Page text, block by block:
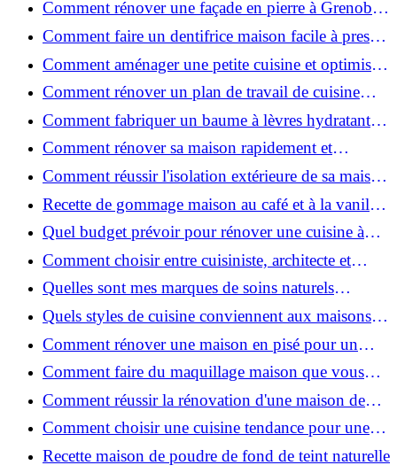
?
Comment rénover une façade en pierre à Grenoble
: techniques, coûts et conseils
Comment faire un dentifrice maison facile à presser
?
Comment aménager une petite cuisine et optimiser
chaque centimètre carré ?
Comment rénover un plan de travail de cuisine
facilement : guide étape par étape
Comment fabriquer un baume à lèvres hydratant et
naturel au suif ?
Comment rénover sa maison rapidement et
efficacement ?
Comment réussir l'isolation extérieure de sa maison
pour une rénovation performante et durable ?
Recette de gommage maison au café et à la vanille
pour une peau douce
Quel budget prévoir pour rénover une cuisine à
Voiron en 2026 : coûts et aides locales ?
Comment choisir entre cuisiniste, architecte et
contractant général à Voiron ?
Quelles sont mes marques de soins naturels
préférées ?
Quels styles de cuisine conviennent aux maisons et
appartements du Voironnais ?
Comment rénover une maison en pisé pour un
habitat sain et performant ?
Comment faire du maquillage maison que vous
utiliserez vraiment ?
Comment réussir la rénovation d'une maison de
ville en 2026 ?
Comment choisir une cuisine tendance pour une
rénovation en 2026 ?
Recette maison de poudre de fond de teint naturelle